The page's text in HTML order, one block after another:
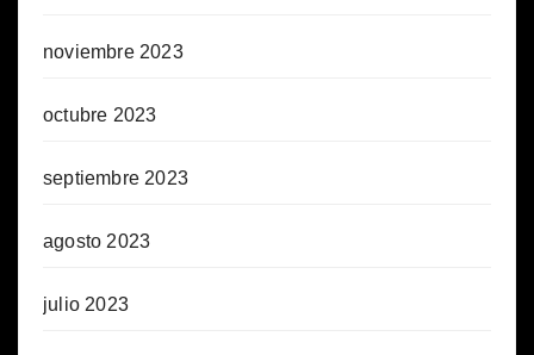
noviembre 2023
octubre 2023
septiembre 2023
agosto 2023
julio 2023